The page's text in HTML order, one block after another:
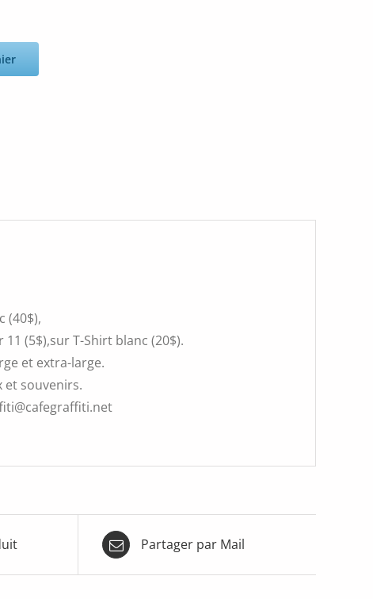
(40$),
(5$),sur T-Shirt blanc (20$).
et extra-large.
et souvenirs.
Partager par Mail